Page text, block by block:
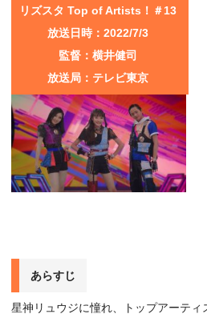
リズスタ Top of Artists！＃13
放送日時：2022/7/3
監督：横井健司
放送局：テレビ東京
あらすじ
星神リュウジに憧れ、トップアーテ